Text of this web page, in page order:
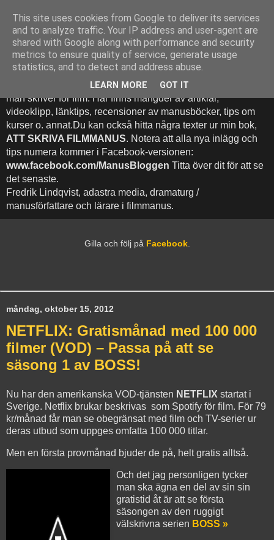
Att Skriva Filmmanus -
Bloggen
Denna blogg inehhåller runt 500 (!) inlägg med fokus på hur
man skriver för film. Här finns mängder av artiklar,
videoklipp, länktips, recensioner av manusböcker, tips om
kurser o. annat.Du kan också hitta några texter ur min bok,
ATT SKRIVA FILMMANUS. Notera att alla nya inlägg och
tips numera kommer i Facebook-versionen:
www.facebook.com/ManusBloggen Titta över dit för att se
det senaste.
Fredrik Lindqvist, adastra media, dramaturg /
manusförfattare och lärare i filmmanus.
Gilla och följ på Facebook.
måndag, oktober 15, 2012
NETFLIX: Gratismånad med 100 000
filmer (VOD) – Passa på att se
säsong 1 av BOSS!
Nu har den amerikanska VOD-tjänsten NETFLIX startat i
Sverige. Netflix brukar beskrivas som Spotify för film. För 79
kr/månad får man se obegränsat med film och TV-serier ur
deras utbud som uppges omfatta 100 000 titlar.
Men en första provmånad bjuder de på, helt gratis alltså.
Och det jag personligen tycker
man ska ägna en del av sin sin
gratistid åt är att se första
säsongen av den ruggigt
välskrivna serien BOSS »
This site uses cookies from Google to deliver its services
and to analyze traffic. Your IP address and user-agent are
shared with Google along with performance and security
metrics to ensure quality of service, generate usage
statistics, and to detect and address abuse.
LEARN MORE GOT IT